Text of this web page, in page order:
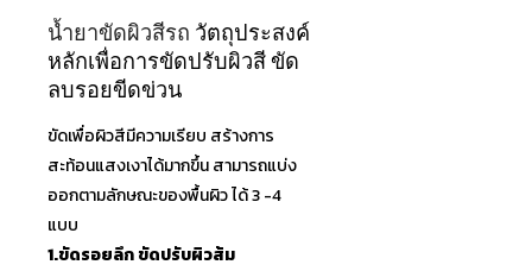
น้ำยาขัดผิวสีรถ วัตถุประสงค์
หลักเพื่อการขัดปรับผิวสี ขัด
ลบรอยขีดข่วน
ขัดเพื่อผิวสีมีความเรียบ สร้างการ
สะท้อนแสงเงาได้มากขึ้น สามารถแบ่ง
ออกตามลักษณะของพ้นผิว ได้ 3 -4
แบบ
1.ขัดรอยลึก ขัดปรับผิวส้ม